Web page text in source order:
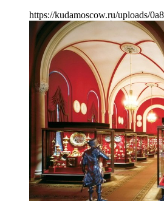
https://kudamoscow.ru/uploads/